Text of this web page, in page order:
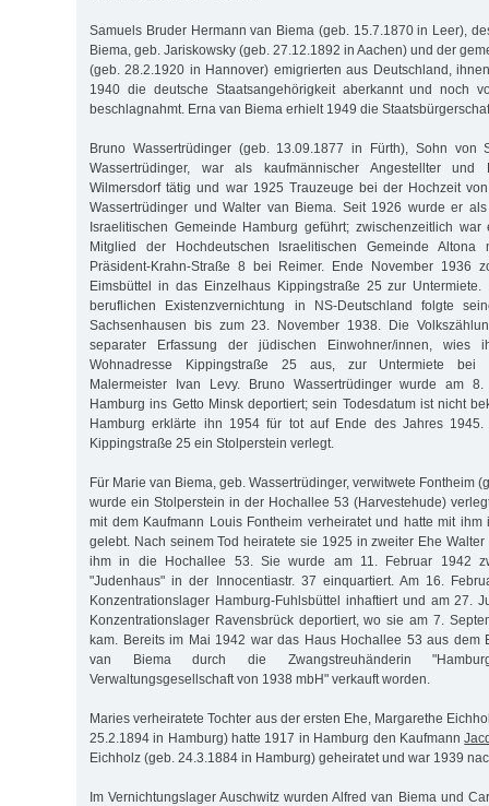
Samuels Bruder Hermann van Biema (geb. 15.7.1870 in Leer),
Biema, geb. Jariskowsky (geb. 27.12.1892 in Aachen) und der
(geb. 28.2.1920 in Hannover) emigrierten aus Deutschland,
1940 die deutsche Staatsangehörigkeit aberkannt und noch
beschlagnahmt. Erna van Biema erhielt 1949 die
Bruno Wassertrüdinger (geb. 13.09.1877 in Fürth), Sohn von
Wassertrüdinger, war als kaufmännischer Angestellter und
Wilmersdorf tätig und war 1925 Trauzeuge bei der Hochzeit
Wassertrüdinger und Walter van Biema. Seit 1926 wurde er
Israelitischen Gemeinde Hamburg geführt; zwischenzeitlich
Mitglied der Hochdeutschen Israelitischen Gemeinde Altona
Präsident-Krahn-Straße 8 bei Reimer. Ende November 1936
Eimsbüttel in das Einzelhaus Kippingstraße 25 zur Untermiete.
beruflichen Existenzvernichtung in NS-Deutschland folgte
Sachsenhausen bis zum 23. November 1938. Die
separater Erfassung der jüdischen Einwohner/innen, wies
Wohnadresse Kippingstraße 25 aus, zur Untermiete bei
Malermeister Ivan Levy. Bruno Wassertrüdinger wurde am
Hamburg ins Getto Minsk deportiert; sein Todesdatum ist nicht
Hamburg erklärte ihn 1954 für tot auf Ende des Jahres
Kippingstraße 25 ein Stolperstein verlegt.
Für Marie van Biema, geb. Wassertrüdinger, verwitwete Fontheim
wurde ein Stolperstein in der Hochallee 53 (Harvestehude)
mit dem Kaufmann Louis Fontheim verheiratet und hatte mit
gelebt. Nach seinem Tod heiratete sie 1925 in zweiter Ehe
ihm in die Hochallee 53. Sie wurde am 11. Februar 1942
"Judenhaus" in der Innocentiastr. 37 einquartiert. Am 16.
Konzentrationslager Hamburg-Fuhlsbüttel inhaftiert und am 27.
Konzentrationslager Ravensbrück deportiert, wo sie am 7.
kam. Bereits im Mai 1942 war das Haus Hochallee 53 aus dem
van Biema durch die Zwangstreuhänderin
Verwaltungsgesellschaft von 1938 mbH" verkauft worden.
Maries verheiratete Tochter aus der ersten Ehe, Margarethe
25.2.1894 in Hamburg) hatte 1917 in Hamburg den Kaufmann
Eichholz (geb. 24.3.1884 in Hamburg) geheiratet und war 1939
Im Vernichtungslager Auschwitz wurden Alfred van Biema und